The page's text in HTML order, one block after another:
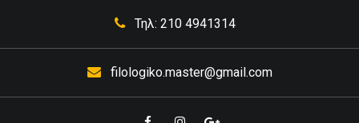
Τηλ: 210 4941314
filologiko.master@gmail.com